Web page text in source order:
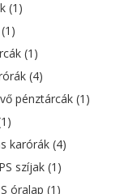
(1)
(1)
(1)
(4)
pénztárcák (1)
karórák (4)
szíjak (1)
óralap (1)